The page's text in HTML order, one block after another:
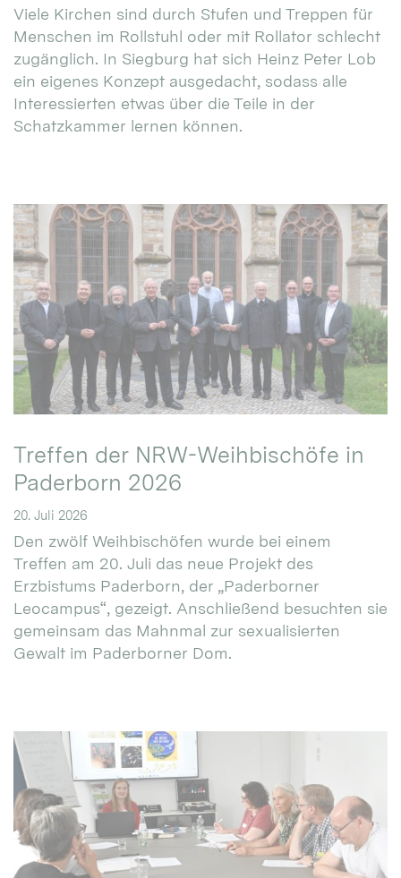
Viele Kirchen sind durch Stufen und Treppen für
Menschen im Rollstuhl oder mit Rollator schlecht
zugänglich. In Siegburg hat sich Heinz Peter Lob
ein eigenes Konzept ausgedacht, sodass alle
Interessierten etwas über die Teile in der
Schatzkammer lernen können.
Treffen der NRW-Weihbischöfe in
Paderborn 2026
20. Juli 2026
Den zwölf Weihbischöfen wurde bei einem
Treffen am 20. Juli das neue Projekt des
Erzbistums Paderborn, der „Paderborner
Leocampus“, gezeigt. Anschließend besuchten sie
gemeinsam das Mahnmal zur sexualisierten
Gewalt im Paderborner Dom.